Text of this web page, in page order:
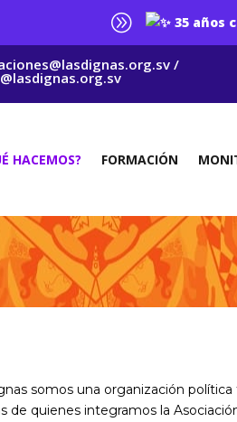
A 35 años
/
HACEMOS? FORMACIÓN
somos una organización
de quienes integramos la